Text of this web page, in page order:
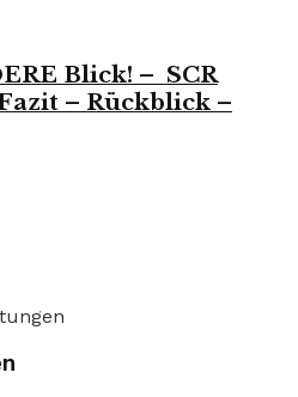
Blick! – SCR
– Rückblick –